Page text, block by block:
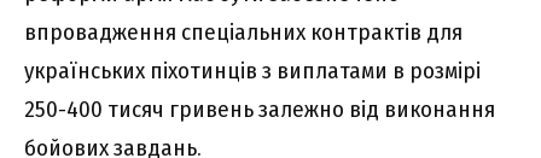
впровадження спеціальних контрактів для
українських піхотинців з виплатами в розмірі
250-400 тисяч гривень залежно від виконання
бойових завдань.